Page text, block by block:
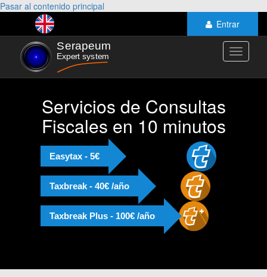
Pasar al contenido principal
Entrar
Toggle
Servicios de Consultas
Fiscales en 10 minutos
Easytax - 5€
Taxbreak - 40€ /año
Taxbreak Plus - 100€ /año